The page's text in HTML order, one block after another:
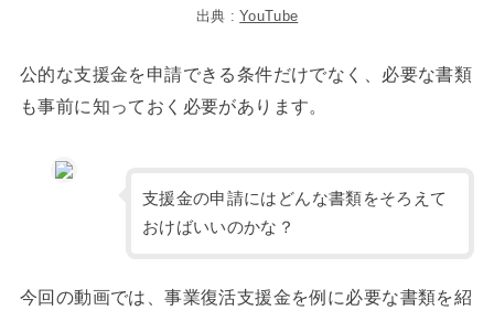
出典 :YouTube
公的な支援金を申請できる条件だけでなく、必要な書類
も事前に知っておく必要があります。
支援金の申請にはどんな書類をそろえて
おけばいいのかな？
今回の動画では、事業復活支援金を例に必要な書類を紹